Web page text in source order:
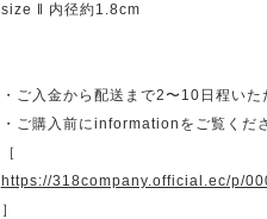
size ‖ 内径約1.8cm
・ご入金から配送まで2〜10日程いた
・ご購入前にinformationをご覧くだ
［
https://318company.official.ec/p/
］